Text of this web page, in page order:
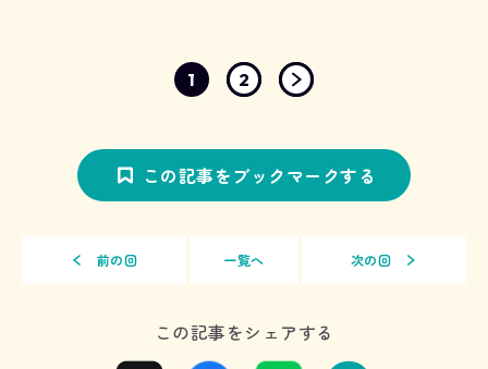
1 2
この記事をブックマークする
前の回 一覧へ 次の回
この記事をシェアする